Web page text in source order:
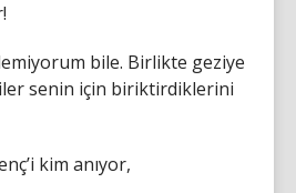
bile. Birlikte geziye
senin için biriktirdiklerini
kim anıyor,